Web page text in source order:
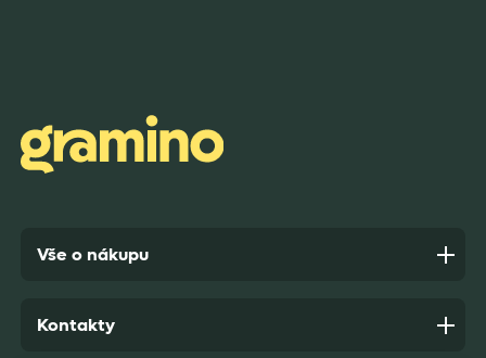
Anonym,před 7 dny
Vše o nákupu
Kontakty